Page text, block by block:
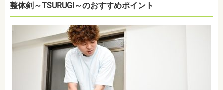
整体剣～TSURUGI～のおすすめポイント